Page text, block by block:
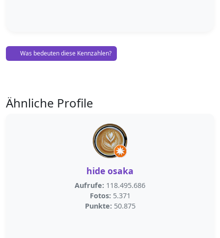
Was bedeuten diese Kennzahlen?
Ähnliche Profile
hide osaka
Aufrufe: 118.495.686
Fotos: 5.371
Punkte: 50.875